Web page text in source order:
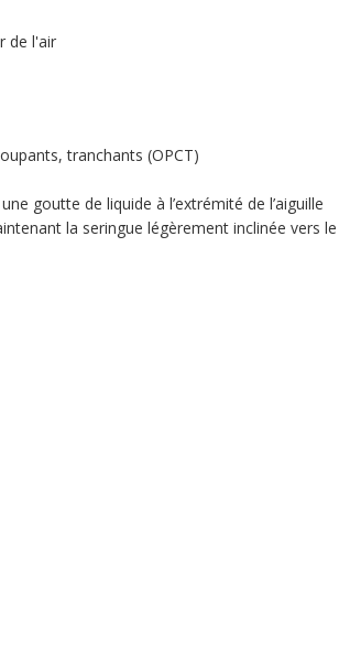
de l'air
tranchants (OPCT)
goutte de liquide à l’extrémité de l’aiguille
la seringue légèrement inclinée vers